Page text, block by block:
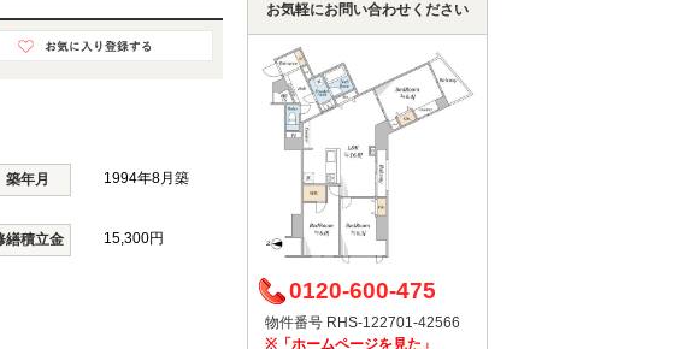
築年月 1994年8月築
繕積立金 15,300円
お気軽にお問い合わせください
0120-600-475
物件番号 RHS-122701-42566
※「ホームページを見た」